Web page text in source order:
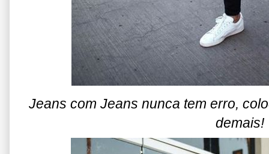
Jeans com Jeans nunca tem erro,
demais!